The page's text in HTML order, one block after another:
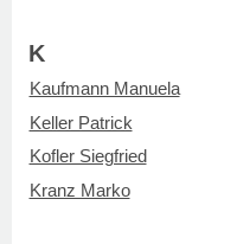
K
Kaufmann Manuela
Keller Patrick
Kofler Siegfried
Kranz Marko